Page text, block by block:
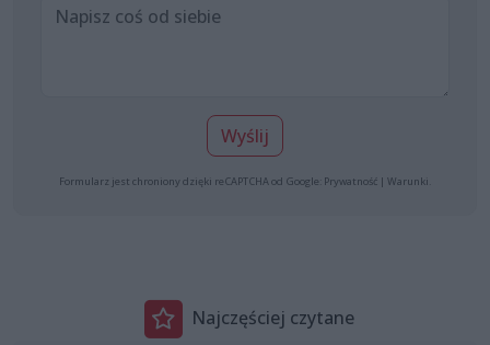
Wyślij
Formularz jest chroniony dzięki reCAPTCHA od Google: Prywatność | Warunki
Najczęściej czytane